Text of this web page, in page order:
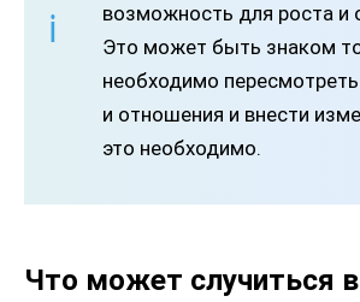
возможность для роста и
Это может быть знаком
необходимо
и отношения и внести
это необходимо.
Что может случиться в